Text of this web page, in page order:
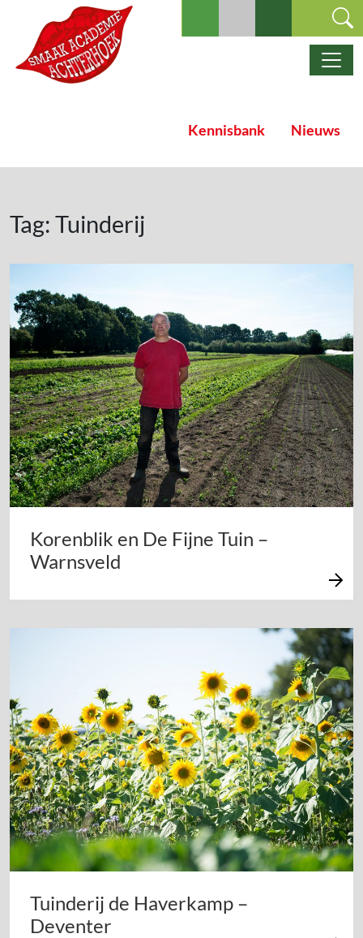
Ga naar de inhoud
Hoofdnavigatie
Kennisbank Nieuws
Tag: Tuinderij
Korenblik en De Fijne Tuin –
Warnsveld
Tuinderij de Haverkamp –
Deventer